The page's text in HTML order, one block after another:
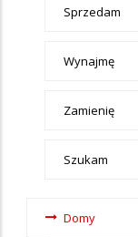
Sprzedam
Wynajmę
Zamienię
Szukam
Domy